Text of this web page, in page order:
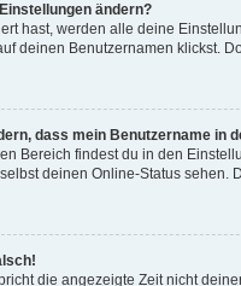
ändern?
hast, werden alle deine
deinen Benutzernamen klickst.
dass mein Benutzername in
Bereich findest du in den
deinen Online-Status sehen.
die angezeigte Zeit nicht